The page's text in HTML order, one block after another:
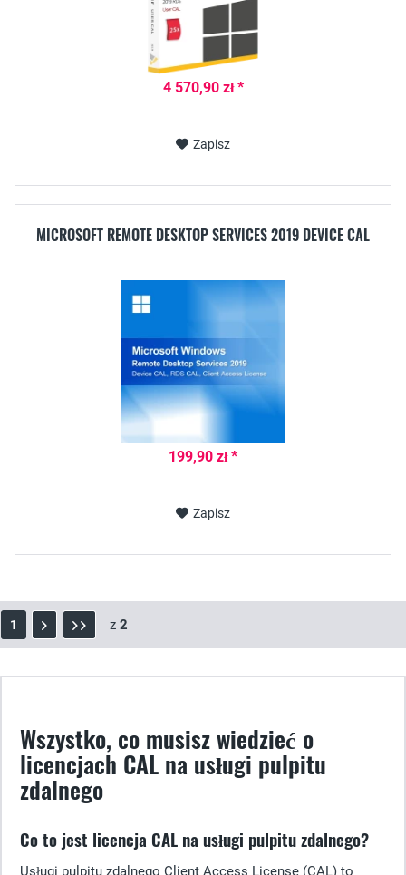
4 570,90 zł *
Zapisz
MICROSOFT REMOTE DESKTOP SERVICES 2019 DEVICE CAL
199,90 zł *
Zapisz
1 z 2
Wszystko, co musisz wiedzieć o
licencjach CAL na usługi pulpitu
zdalnego
Co to jest licencja CAL na usługi pulpitu zdalnego?
Usługi pulpitu zdalnego Client Access License (CAL) to